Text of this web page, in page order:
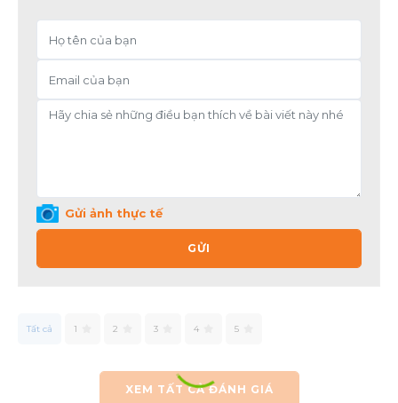
Gửi ảnh thực tế
GỬI
Tất cả 1 2 3 4 5
XEM TẤT CẢ ĐÁNH GIÁ